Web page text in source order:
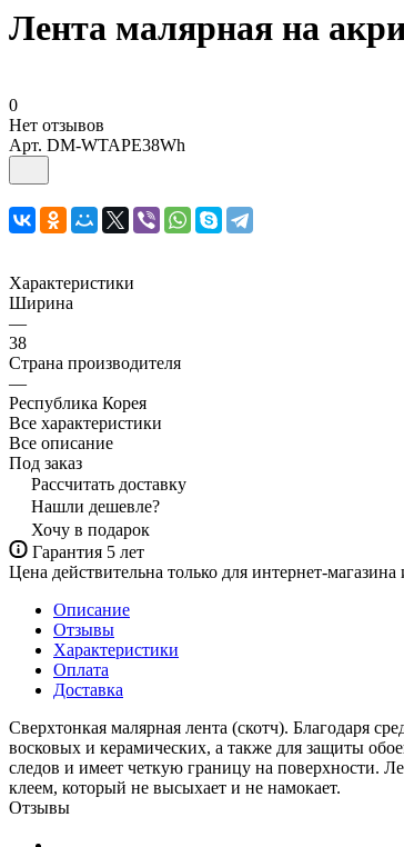
Лентa малярная на
0
Нет отзывов
Арт. DM-WTAPE38Wh
Характеристики
Ширина
—
38
Страна производителя
—
Республика Корея
Все характеристики
Все описание
Под заказ
Рассчитать доставку
Нашли дешевле?
Хочу в подарок
Гарантия 5 лет
Цена действительна только для интернет-
Описание
Отзывы
Характеристики
Оплата
Доставка
Сверхтонкая малярная лента (скотч). Благодаря
восковых и керамических, а также для защиты
следов и имеет четкую границу на поверхности.
клеем, который не высыхает и не намокает.
Отзывы